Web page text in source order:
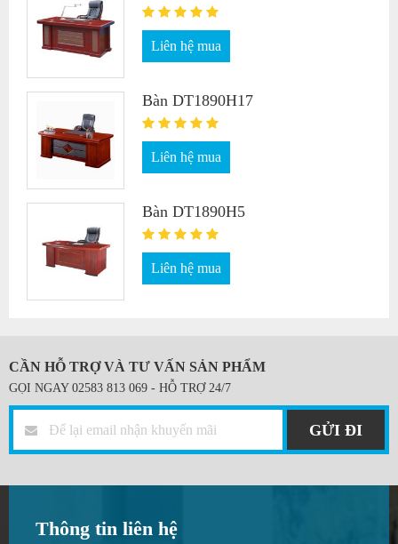
Liên hệ mua
Bàn DT1890H17
Liên hệ mua
Bàn DT1890H5
Liên hệ mua
CẦN HỖ TRỢ VÀ TƯ VẤN SẢN PHẨM
GỌI NGAY 02583 813 069 - HỖ TRỢ 24/7
GỬI ĐI
Thông tin liên hệ